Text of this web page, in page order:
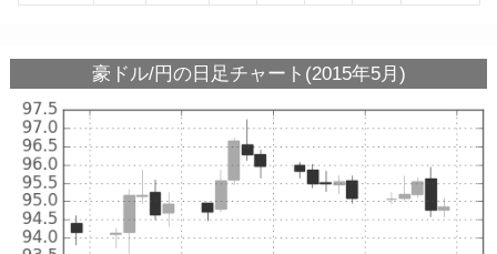
豪ドル/円の日足チャート(2015年5月)